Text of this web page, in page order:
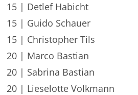
15 | Detlef Habicht
15 | Guido Schauer
15 | Christopher Tils
20 | Marco Bastian
20 | Sabrina Bastian
20 | Lieselotte Volkmann